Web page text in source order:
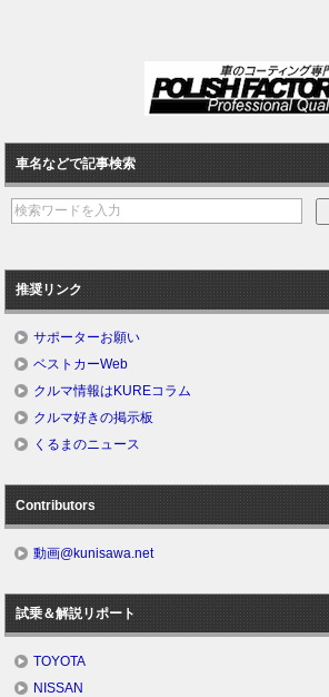
車名などで記事検索
推奨リンク
サポーターお願い
ベストカーWeb
クルマ情報はKUREコラム
クルマ好きの掲示板
くるまのニュース
Contributors
動画@kunisawa.net
試乗＆解説リポート
TOYOTA
NISSAN